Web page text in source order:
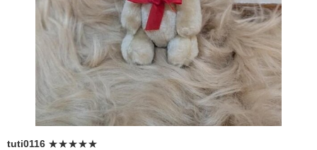
tuti0116 ★★★★★